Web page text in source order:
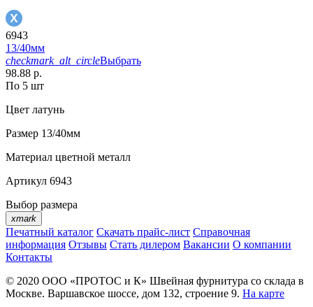
6943
13/40мм
checkmark_alt_circleВыбрать
98.88 р.
По 5 шт
Цвет латунь
Размер 13/40мм
Материал цветной металл
Артикул 6943
Выбор размера
xmark
Печатный каталог Скачать прайс-лист Справочная
информация Отзывы Стать дилером Вакансии О компании
Контакты
© 2020 ООО «ПРОТОС и К» Швейная фурнитура со склада в
Москве. Варшавское шоссе, дом 132, строение 9. На карте